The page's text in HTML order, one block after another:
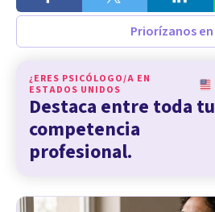
Priorízanos en
¿ERES PSICÓLOGO/A EN
ESTADOS UNIDOS
Destaca entre toda tu
competencia
profesional.